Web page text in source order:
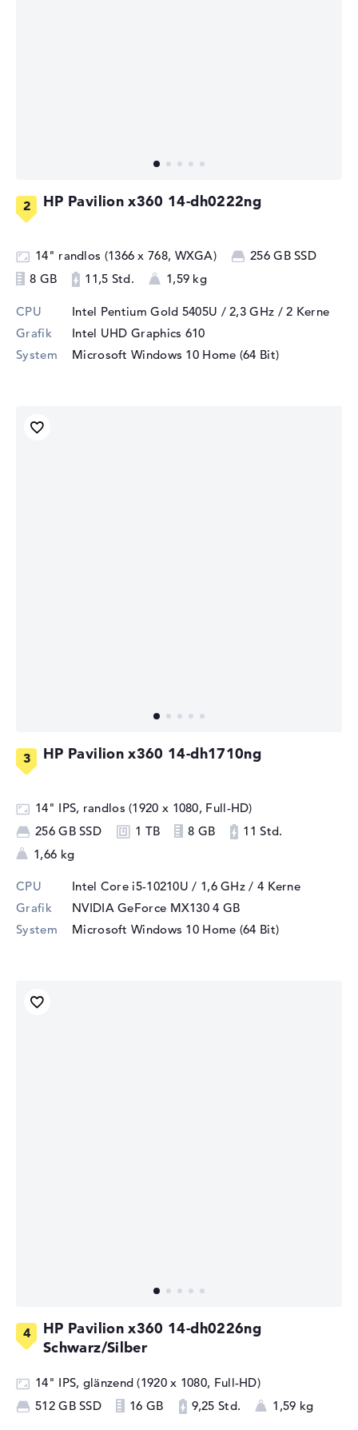
HP Pavilion x360 14-dh0222ng
14" randlos (1366 x 768, WXGA)
256 GB SSD
8 GB
11,5 Std. 1,59 kg
CPU Intel Pentium Gold 5405U / 2,3 GHz / 2 Kerne
Grafik
Intel UHD Graphics 610
System
Microsoft Windows 10 Home (64 Bit)
HP Pavilion x360 14-dh1710ng
14" IPS, randlos (1920 x 1080, Full-HD)
256 GB SSD
1 TB 8 GB
11 Std.
1,66 kg
CPU Intel Core i5-10210U / 1,6 GHz / 4 Kerne
Grafik
NVIDIA GeForce MX130 4 GB
System
Microsoft Windows 10 Home (64 Bit)
HP Pavilion x360 14-dh0226ng
Schwarz/Silber
14" IPS, glänzend (1920 x 1080, Full-HD)
512 GB SSD
16 GB 9,25 Std. 1,59 kg